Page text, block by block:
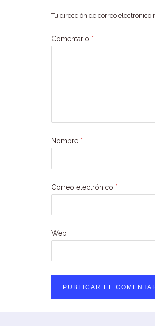
Tu dirección de correo electrónico
Comentario *
Nombre *
Correo electrónico *
Web